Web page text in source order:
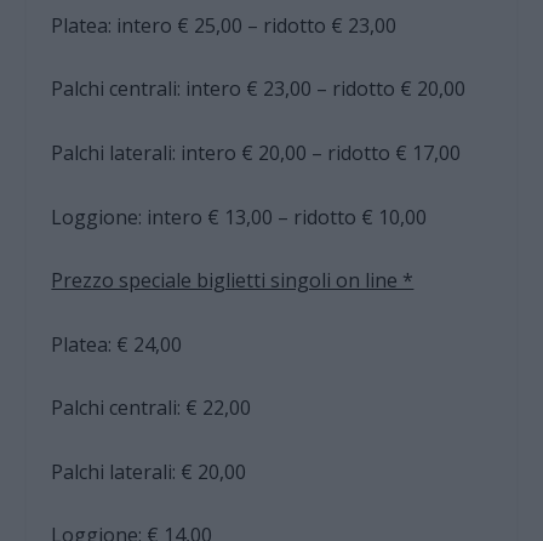
Platea: intero € 25,00 – ridotto € 23,00
Palchi centrali: intero € 23,00 – ridotto € 20,00
Palchi laterali: intero € 20,00 – ridotto € 17,00
Loggione: intero € 13,00 – ridotto € 10,00
Prezzo speciale biglietti singoli on line *
Platea: € 24,00
Palchi centrali: € 22,00
Palchi laterali: € 20,00
Loggione: € 14,00